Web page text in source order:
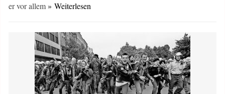
er vor allem» Weiterlesen